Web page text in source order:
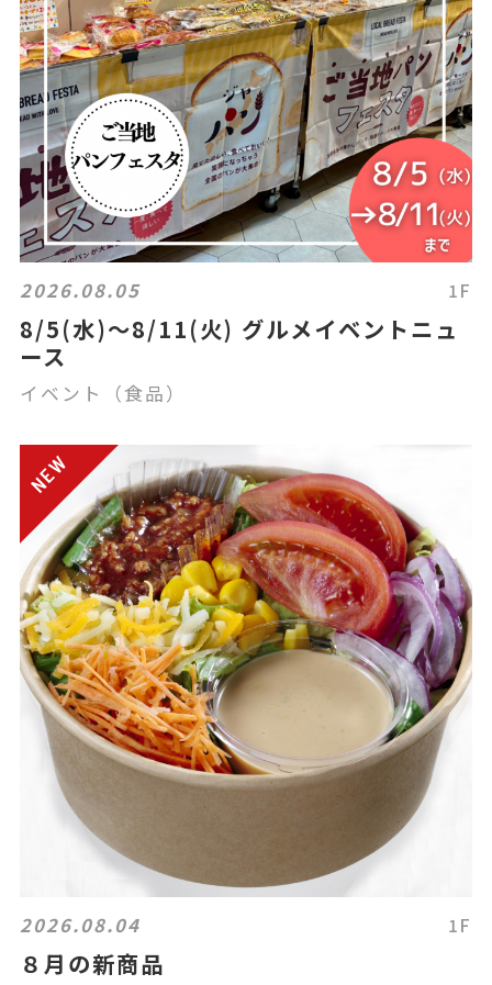
2026.08.05 1F
8/5(水)～8/11(火) グルメイベントニュ
ース
イベント（食品）
2026.08.04 1F
８月の新商品